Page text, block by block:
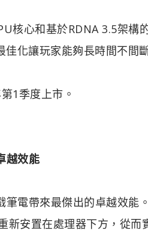
核心和基於RDNA 3.5架構
化讓玩家能夠長時間不間
1季度上市。
越效能
電帶來最傑出的卓越效能
安置在處理器下方，從而